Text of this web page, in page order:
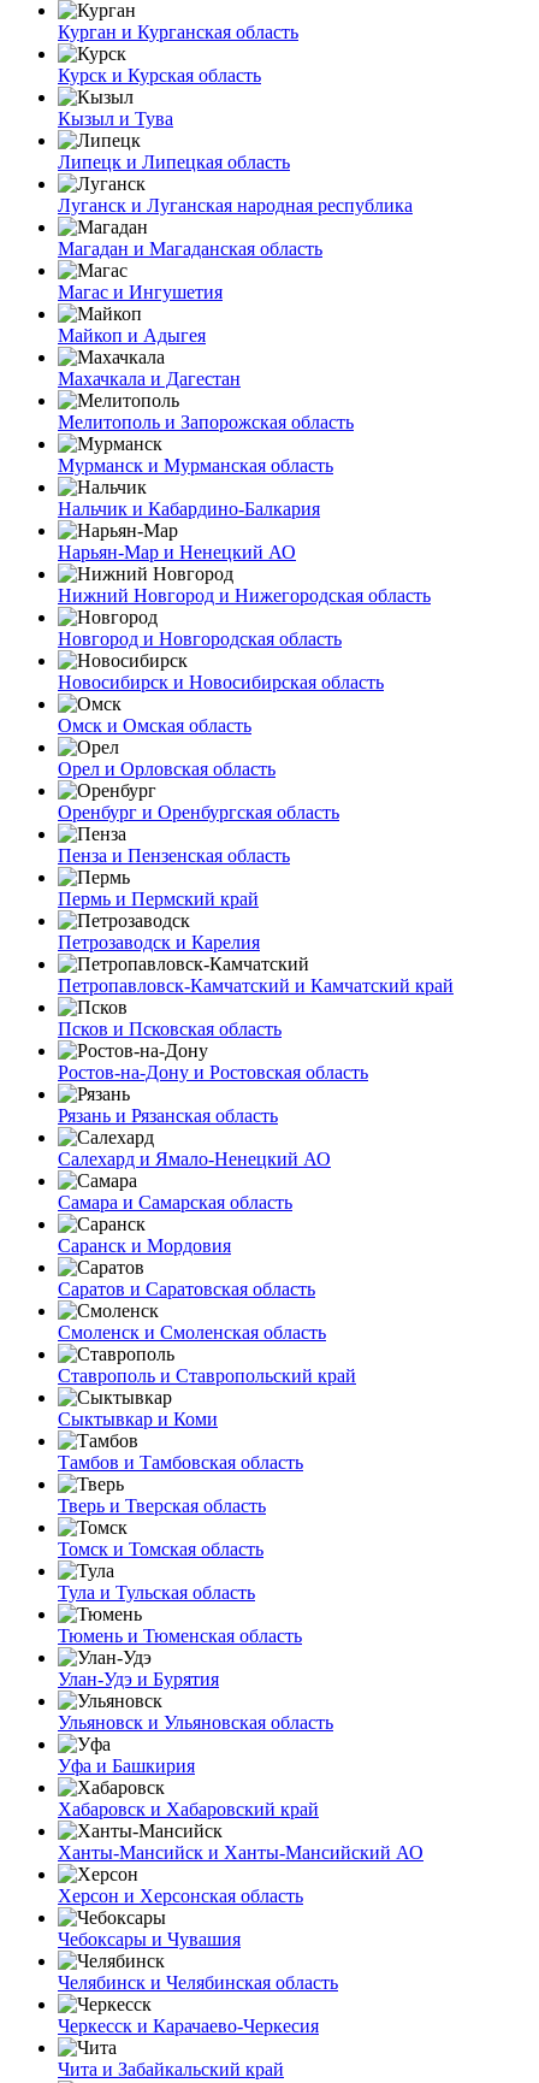
Курган и Курганская область
Курск и Курская область
Кызыл и Тува
Липецк и Липецкая область
Луганск и Луганская народная республика
Магадан и Магаданская область
Магас и Ингушетия
Майкоп и Адыгея
Махачкала и Дагестан
Мелитополь и Запорожская область
Мурманск и Мурманская область
Нальчик и Кабардино-Балкария
Нарьян-Мар и Ненецкий АО
Нижний Новгород и Нижегородская область
Новгород и Новгородская область
Новосибирск и Новосибирская область
Омск и Омская область
Орел и Орловская область
Оренбург и Оренбургская область
Пенза и Пензенская область
Пермь и Пермский край
Петрозаводск и Карелия
Петропавловск-Камчатский и Камчатский край
Псков и Псковская область
Ростов-на-Дону и Ростовская область
Рязань и Рязанская область
Салехард и Ямало-Ненецкий АО
Самара и Самарская область
Саранск и Мордовия
Саратов и Саратовская область
Смоленск и Смоленская область
Ставрополь и Ставропольский край
Сыктывкар и Коми
Тамбов и Тамбовская область
Тверь и Тверская область
Томск и Томская область
Тула и Тульская область
Тюмень и Тюменская область
Улан-Удэ и Бурятия
Ульяновск и Ульяновская область
Уфа и Башкирия
Хабаровск и Хабаровский край
Ханты-Мансийск и Ханты-Мансийский АО
Херсон и Херсонская область
Чебоксары и Чувашия
Челябинск и Челябинская область
Черкесск и Карачаево-Черкесия
Чита и Забайкальский край